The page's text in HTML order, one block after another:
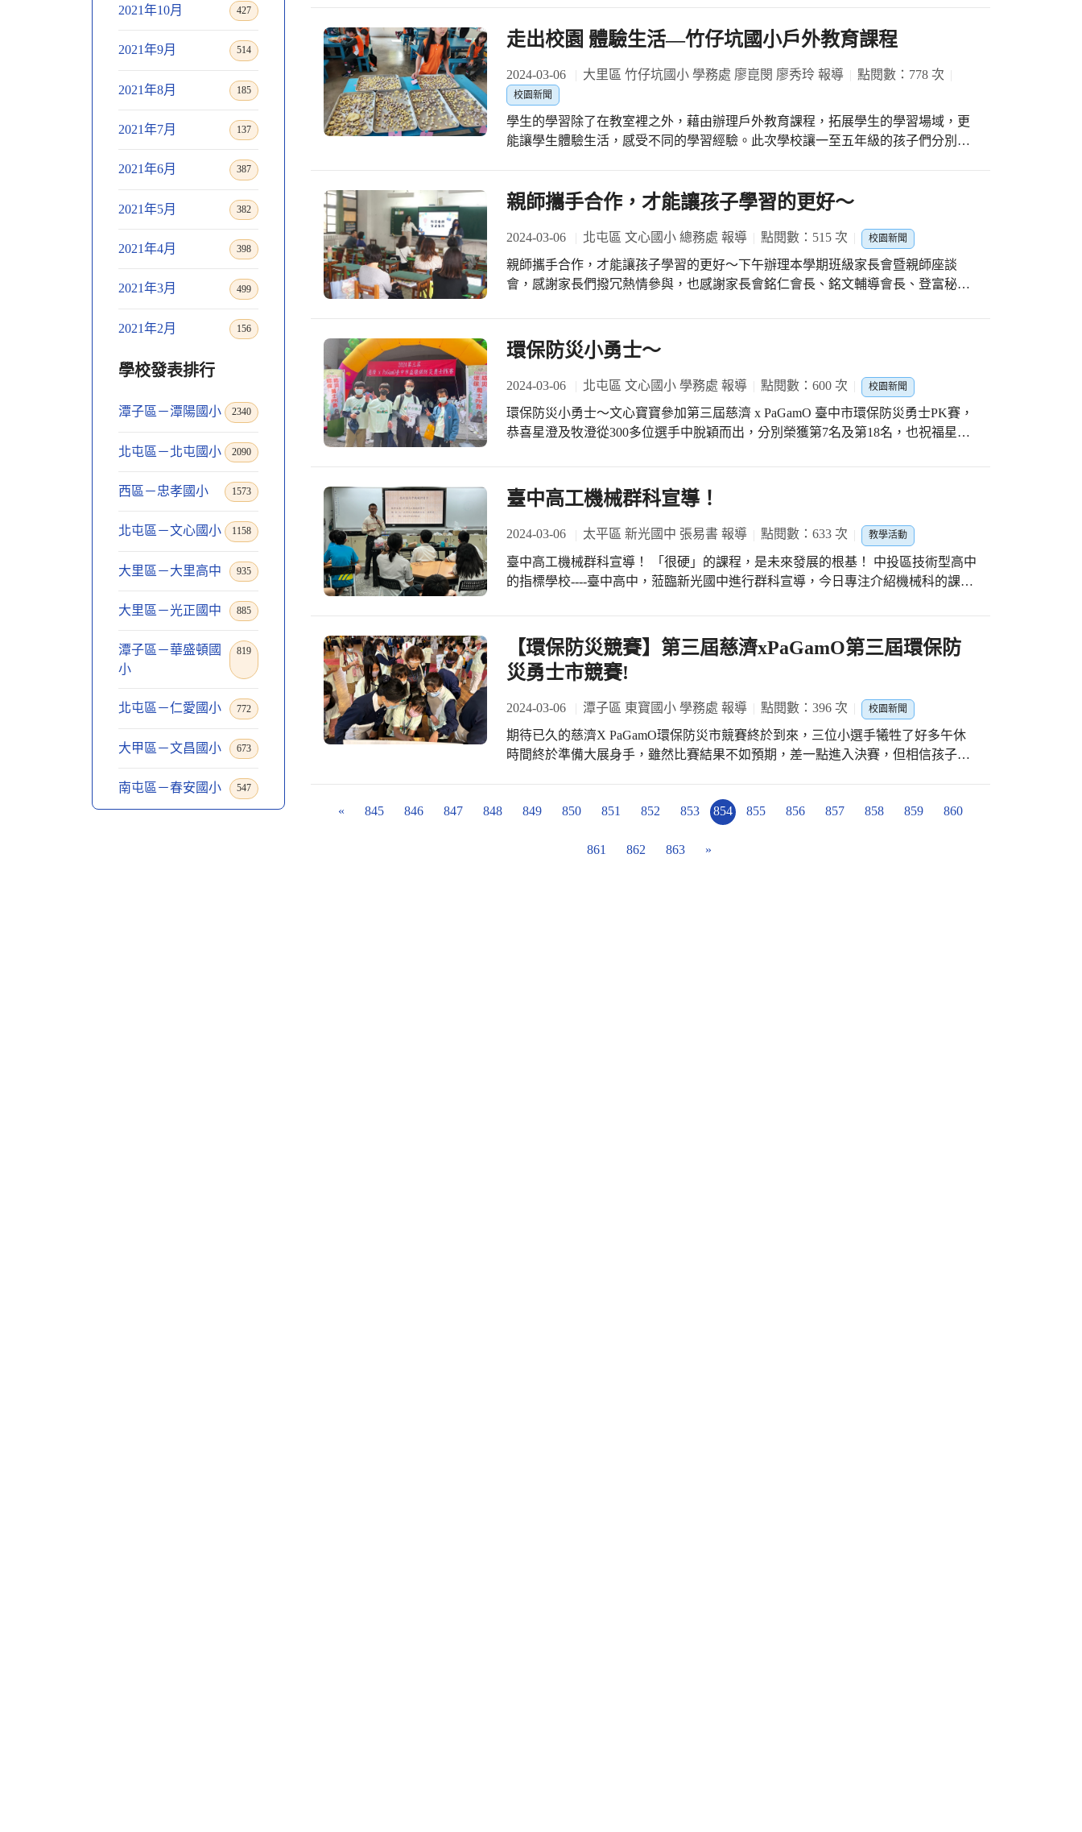
2021年10月 427
2021年9月 514
2021年8月 185
2021年7月 137
2021年6月 387
2021年5月 382
2021年4月 398
2021年3月 499
2021年2月 156
學校發表排行
潭子區－潭陽國小 2340
北屯區－北屯國小 2090
西區－忠孝國小 1573
北屯區－文心國小 1158
大里區－大里高中 935
大里區－光正國中 885
潭子區－華盛頓國
小
819
北屯區－仁愛國小 772
大甲區－文昌國小 673
南屯區－春安國小 547
週最美的畫面之一。 學務處為了增加公平性，不惜加開場次以循環賽方式辦理這次
的運動會會前賽，讓每個班級都有機會跟同年級各班切磋的機會，只是在場地、時
間、裁判及工作人員的調度上備感吃力，體育組則全組長表示:只要親師生有感，我
們都願意為大家服務。 今日開幕賽很意外地一面倒，六1對上六2、五1對上五3、四
1對上四2及三4對上三1，看似輕輕鬆鬆地以2:0獲勝，其實都是相當賣力地堅持穩
住，才能力壓對手，尤其五年級與自然科學課程剛好搭配上，難怪上課時對接觸力
(摩擦力)實驗特別用心投入，因為可以現學現用啊! 手持麥克風擔任主審的楊主任表
棒的，大家加油!
走出校園 體驗生活—竹仔坑國小戶外教育課程
2024-03-06 大里區 竹仔坑國小 學務處 廖崑閔 廖秀玲 報導 點閱數：778 次
校園新聞
學生的學習除了在教室裡之外，藉由辦理戶外教育課程，拓展學生的學習場域，更
能讓學生體驗生活，感受不同的學習經驗。此次學校讓一至五年級的孩子們分別前
傳統的圓形與長柱型芋圓外，更有水餃、鴨子、玫瑰花、螃蟹、海膽等不同造型，
田親手採摘高麗菜，再放入袋子內由學生帶回家與家人分享。 在巴巴坑道休閒礦
場，孩子們在採礦坑道體驗礦工生活，而採礦這項陌生的職業也讓孩子們覺得新奇
有趣；透過獨特的礦工台車存錢筒DIY，加深了孩子對礦車的印象，最後的團康活
親師攜手合作，才能讓孩子學習的更好～
2024-03-06 北屯區 文心國小 總務處 報導 點閱數：515 次 校園新聞
親師攜手合作，才能讓孩子學習的更好～下午辦理本學期班級家長會暨親師座談
會，感謝家長們撥冗熱情參與，也感謝家長會銘仁會長、銘文輔導會長、登富秘書
環保防災小勇士～
2024-03-06 北屯區 文心國小 學務處 報導 點閱數：600 次 校園新聞
環保防災小勇士～文心寶寶參加第三屆慈濟 x PaGamO 臺中市環保防災勇士PK賽，
恭喜星澄及牧澄從300多位選手中脫穎而出，分別榮獲第7名及第18名，也祝福星澄
臺中高工機械群科宣導！
2024-03-06 太平區 新光國中 張易書 報導 點閱數：633 次 教學活動
臺中高工機械群科宣導！ 「很硬」的課程，是未來發展的根基！ 中投區技術型高中
的指標學校----臺中高中，蒞臨新光國中進行群科宣導，今日專注介紹機械科的課程
的銑床設備，超過50臺；上課時單價超過50萬的銑床人手一台操作；單價超過150萬
的CNC有10臺；雷切機還有2000W的功率.......光是硬體設備就讓學生能夠與業界做
最接近的連結。 指標型的高工，在介紹課程時，讓現場的學生特別專注，特別是孫
主任分享了第一線高工孩子的上課情形，機具操作樣態，繪圖軟體操作的困難與成
就感，與台中高工孩子傲人的生涯成績，這些分享，讓現場的孩子眼睛亮起來。
「欲戴其冠，必承其重。」很硬的機械科課程，代表的就是未來的發展方向；困難
的養成教育，就是他人難以取代的門檻！ 歡迎新光的孩子，技術型指標性高中，等
【環保防災競賽】第三屆慈濟xPaGamO第三屆環保防
災勇士市競賽!
2024-03-06 潭子區 東寶國小 學務處 報導 點閱數：396 次 校園新聞
期待已久的慈濟X PaGamO環保防災市競賽終於到來，三位小選手犧牲了好多午休
時間終於準備大展身手，雖然比賽結果不如預期，差一點進入決賽，但相信孩子們
« 845 846 847 848 849 850 851 852 853 854 855 856 857 858 859 860
861 862 863 »